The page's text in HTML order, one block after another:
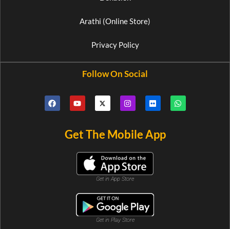
Arathi (Online Store)
Privacy Policy
Follow On Social
Get The Mobile App
Get in App Store
Get in Play Store